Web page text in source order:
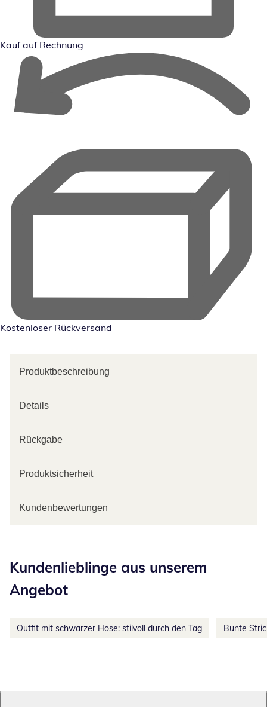
Kauf auf Rechnung
Kostenloser Rückversand
Produktbeschreibung
Details
Rückgabe
Produktsicherheit
Kundenbewertungen
Kundenlieblinge aus unserem
Angebot
Outfit mit schwarzer Hose: stilvoll durch den Tag Bunte